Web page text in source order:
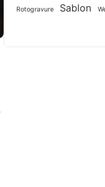
Rotogravure Sablon